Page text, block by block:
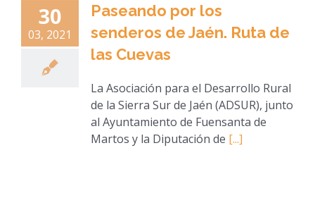
30
03, 2021
Paseando por los
senderos de Jaén. Ruta de
las Cuevas
La Asociación para el Desarrollo Rural
de la Sierra Sur de Jaén (ADSUR), junto
al Ayuntamiento de Fuensanta de
Martos y la Diputación de [...]